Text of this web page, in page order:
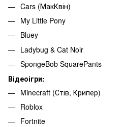
Cars (МакКвін)
My Little Pony
Bluey
Ladybug & Cat Noir
SpongeBob SquarePants
Відеоігри:
Minecraft (Стів, Крипер)
Roblox
Fortnite